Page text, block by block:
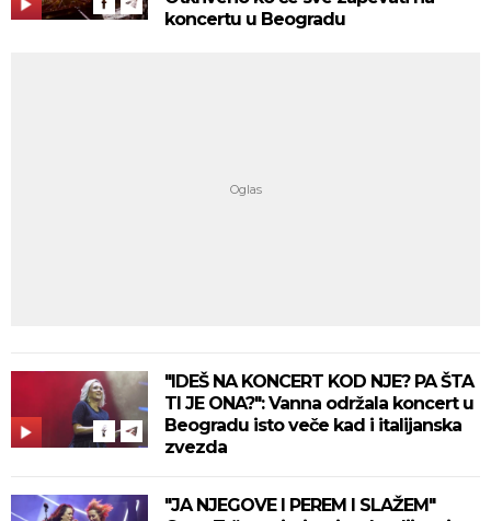
koncertu u Beogradu
"IDEŠ NA KONCERT KOD NJE? PA ŠTA
TI JE ONA?": Vanna održala koncert u
Beogradu isto veče kad i italijanska
zvezda
"JA NJEGOVE I PEREM I SLAŽEM"